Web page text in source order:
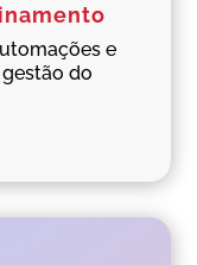
e
do